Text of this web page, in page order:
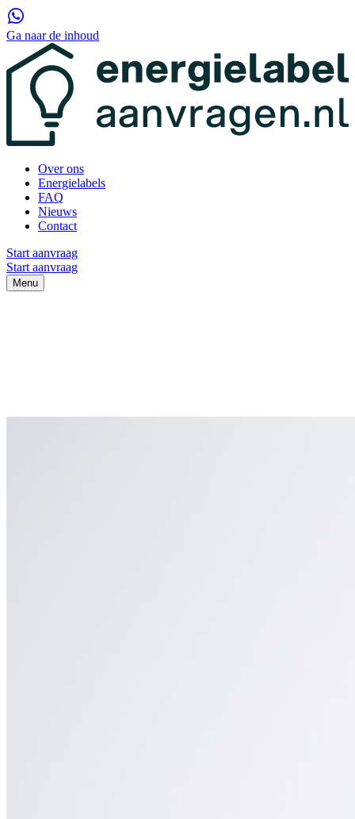
Ga naar de inhoud
Over ons
Energielabels
FAQ
Nieuws
Contact
Start aanvraag
Start aanvraag
Menu